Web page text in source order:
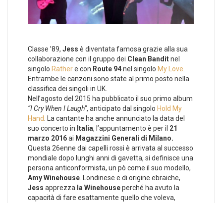
Classe ’89, Jess è diventata famosa grazie alla sua
collaborazione con il gruppo dei Clean Banditnel
singolo Rathere con Route 94nel singolo My Love.
Entrambe le canzoni sono state al primo posto nella
classifica dei singoli in UK.
Nell’agosto del 2015 ha pubblicato il suo primo album
“I Cry When I Laugh”, anticipato dal singolo Hold My
Hand. La cantante ha anche annunciato la data del
suo concerto in Italia, l’appuntamento è per il 21
marzo 2016ai Magazzini Generali di Milano.
Questa 26enne dai capelli rossi è arrivata al successo
mondiale dopo lunghi anni di gavetta, si definisce una
persona anticonformista, un pò come il suo modello,
Amy Winehouse. Londinese e di origine ebraiche,
Jess apprezza la Winehouseperché ha avuto la
capacità di fare esattamente quello che voleva,